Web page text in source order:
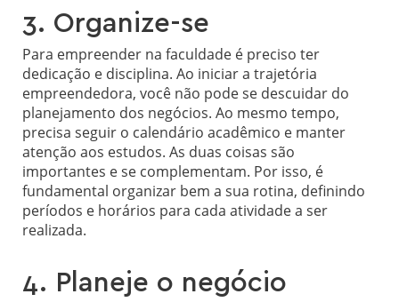
3. Organize-se
Para empreender na faculdade é preciso ter
dedicação e disciplina. Ao iniciar a trajetória
empreendedora, você não pode se descuidar do
planejamento dos negócios. Ao mesmo tempo,
precisa seguir o calendário acadêmico e manter
atenção aos estudos. As duas coisas são
importantes e se complementam. Por isso, é
fundamental organizar bem a sua rotina, definindo
períodos e horários para cada atividade a ser
realizada.
4. Planeje o negócio